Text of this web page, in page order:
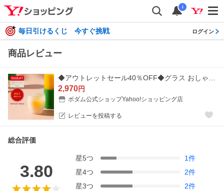
i
毎日引けるくじ 今すぐ挑戦 ログイン
商品レビュー
2,970円
ボダム公式ショップYahoo!ショッピング店
レビューを投稿する
総合評価
3.80
星5つ 1件
星4つ 2件
星3つ 2件